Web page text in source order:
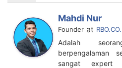
Mahdi Nur
Founder at
Adalah
berpengalaman
sangat expert